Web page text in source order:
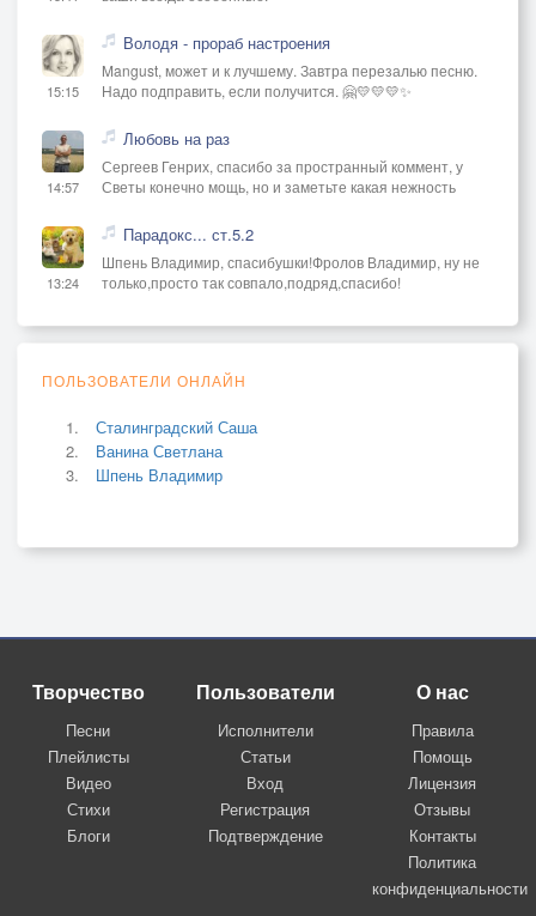
15:15
Володя - прораб настроения
Mangust, может и к лучшему. Завтра перезалью песню.
Надо подправить, если получится. 🤗💛💛💛✨
14:57
Любовь на раз
Сергеев Генрих, спасибо за пространный коммент, у
Светы конечно мощь, но и заметьте какая нежность
13:24
Парадокс... ст.5.2
Шпень Владимир, спасибушки!Фролов Владимир, ну не
только,просто так совпало,подряд,спасибо!
ПОЛЬЗОВАТЕЛИ ОНЛАЙН
Сталинградский Саша
Ванина Светлана
Шпень Владимир
Творчество
Песни
Плейлисты
Видео
Стихи
Блоги
Пользователи
Исполнители
Статьи
Вход
Регистрация
Подтверждение
О нас
Правила
Помощь
Лицензия
Отзывы
Контакты
Политика
конфиденциальности